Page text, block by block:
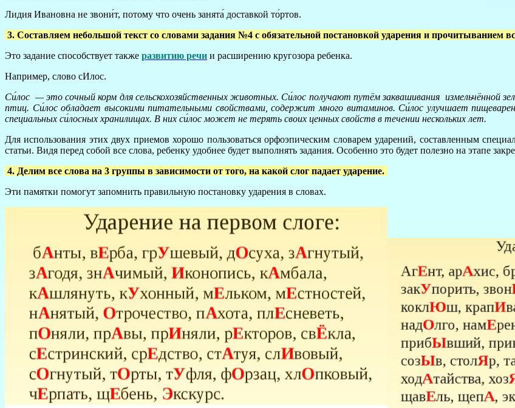
Лидия Ивановна не звони́т, потому что очень занята́ доставкой то́ртов.
3. Составляем небольшой текст со словами задания №4 с обязательной постановкой ударения и прочитыванием
Это задание способствует также развитию речи и расширению кругозора ребенка.
Например, слово сИлос.
Си́лос — это сочный корм для сельскохозяйственных животных. Си́лос получают путём заквашивания измельчённой
птиц. Си́лос обладает высокими питательными свойствами, содержит много витаминов. Си́лос улучшает
специальных си́лосных хранилищах. В них си́лос может не терять своих ценных свойств в течении нескольких лет.
Для использования этих двух приемов хорошо пользоваться орфоэпическим словарем ударений, составленным
статьи. Видя перед собой все слова, ребенку удобнее будет выполнять задания. Особенно это будет полезно на этапе
4. Делим все слова на 3 группы в зависимости от того, на какой слог падает ударение.
Эти памятки помогут запомнить правильную постановку ударения в словах.